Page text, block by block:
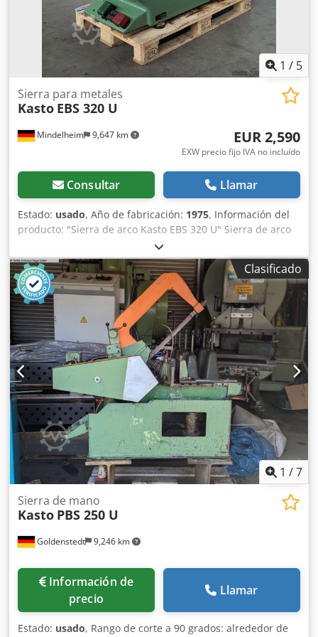
Limpieza de la hoja: • Cepillo de fácil reemplazo, accionado
por motor y con cerdas de plástico Csdpfx Anoznza Esvsrf
Sistema de refrigeración: • Flujo a través de dos boquillas
Capacidad de la bomba, aprox.: • 100 l/min Si tiene alguna
pregunta o necesita más información, no dude en
enviarnos un mensaje o llamarnos.
1 / 5
Mindelheim 9,647 km
Sierra para metales
Kasto EBS 320 U
EUR 2,590
EXW precio fijo IVA no incluído
Consultar Llamar
Estado: usado, Año de fabricación: 1975, Información del
producto: "Sierra de arco Kasto EBS 320 U" Sierra de arco
Kasto EBS 320 U Estado: Usada Año de fabricación: 1975
Datos técnicos: Diámetro de corte: 320 mm Área de corte:
90° (perfil cuadrado): 320 x 320 mm 45° (perfil cuadrado):
180 x 180 mm 45° (redondo): 180 mm Apertura del tornillo
de sujeción: 320 mm Velocidades de corte: 37 - 102, 4
niveles Longitud de la cinta de sierra: 575 x 50 x 2,5 mm
Crsdpfxezily Ss Anvsf Potencia del motor: 4,5 kW
Dimensiones (ancho x profundidad x altura), aprox.: 1670 x
750 x 1500 (con el arco en la parte superior) Peso, aprox.:
700 kg Equipamiento: - Sistema de refrigeración con
bomba - 2 cintas de sierra - Patas de la máquina Artículo
solicitado: Costos de transporte en una oferta individual.
Clasificado
1 /7
Goldenstedt 9,246 km
Sierra de mano
Kasto PBS 250 U
Información de
precio
Llamar
Estado: usado, Rango de corte a 90 grados: alrededor de